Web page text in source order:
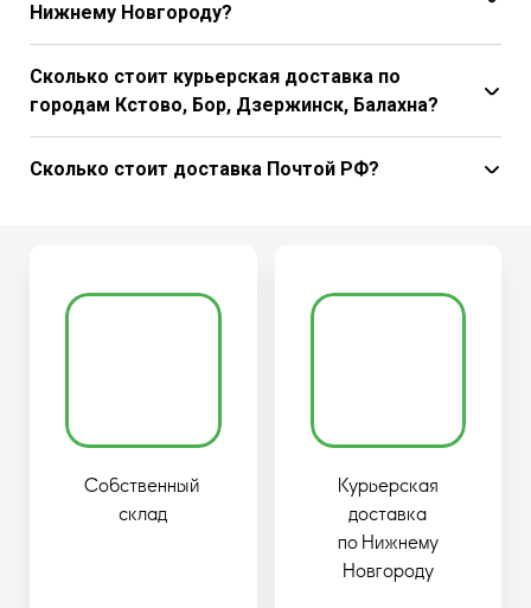
Нижнему Новгороду?
Сколько стоит курьерская доставка по
городам Кстово, Бор, Дзержинск, Балахна?
Сколько стоит доставка Почтой РФ?
Собственный
склад
Курьерская
доставка
по Нижнему
Новгороду